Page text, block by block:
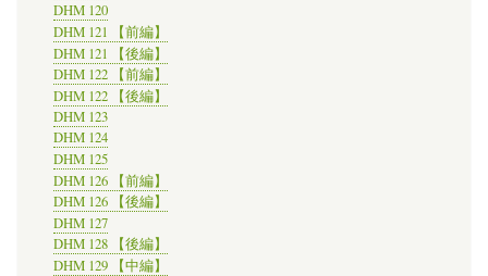
DHM 120
DHM 121 【前編】
DHM 121 【後編】
DHM 122 【前編】
DHM 122 【後編】
DHM 123
DHM 124
DHM 125
DHM 126 【前編】
DHM 126 【後編】
DHM 127
DHM 128 【後編】
DHM 129 【中編】